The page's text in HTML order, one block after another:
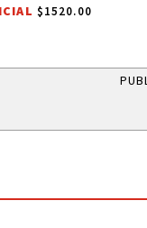
EN CAIMANCITO
$1520.00